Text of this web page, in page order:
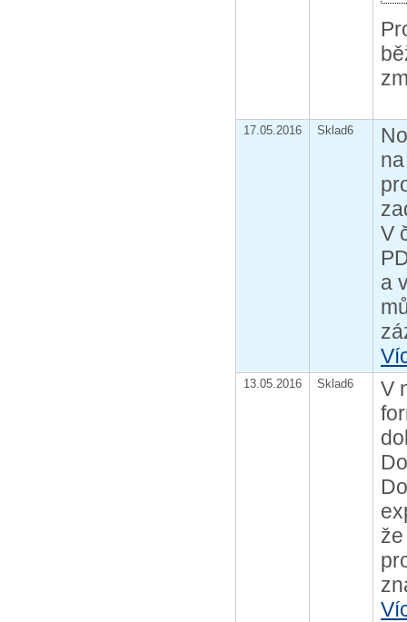
17.05.2016 Sklad6
V
a
13.05.2016 Sklad6
V